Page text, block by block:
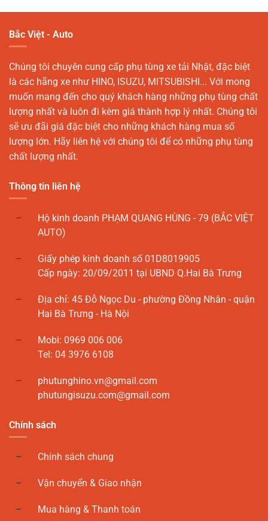
Bắc Việt - Auto
Chúng tôi chuyên cung cấp phụ tùng xe tải Nhật, đặc biệt
là các hãng xe như HINO, ISUZU, MITSUBISHI... Với mong
muốn mang đến cho quý khách hàng những phụ tùng chất
lượng nhất và luôn đi kèm giá thành hợp lý nhất. Chúng tôi
sẽ ưu đãi giá đặc biệt cho những khách hàng mua số
lượng lớn. Hãy liên hệ với chúng tôi để có những phụ tùng
chất lượng nhất.
Thông tin liên hệ
Hộ kinh doanh PHẠM QUANG HÙNG - 79 (BẮC VIỆT
AUTO)
Giấy phép kinh doanh số 01D8019905
Cấp ngày: 20/09/2011 tại UBND Q.Hai Bà Trưng
Địa chỉ: 45 Đỗ Ngọc Du - phường Đồng Nhân - quận
Hai Bà Trưng - Hà Nội
Mobi: 0969 006 006
Tel: 04 3976 6108
phutunghino.vn@gmail.com
phutungisuzu.com@gmail.com
Chính sách
Chính sách chung
Vận chuyển & Giao nhận
Mua hàng & Thanh toán